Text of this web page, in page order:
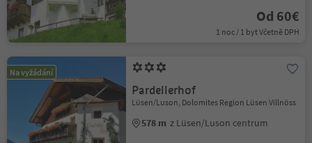
Od 60€
1 noc / 1 byt Včetně DPH
Na vyžádání
Pardellerhof
Lüsen/Luson, Dolomites Region Lüsen Villnöss
578 m z Lüsen/Luson centrum